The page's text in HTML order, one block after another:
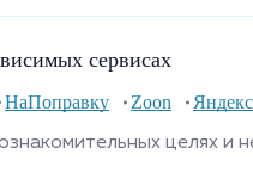
сервисах
НаПоправку Zoon
целях и